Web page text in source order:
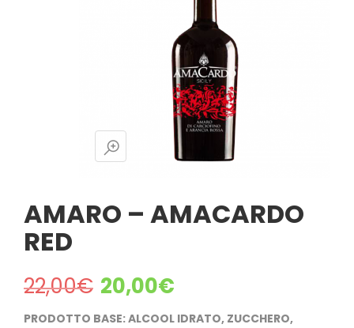
AMARO – AMACARDO
RED
22,00€ 20,00€
PRODOTTO BASE: ALCOOL IDRATO, ZUCCHERO,